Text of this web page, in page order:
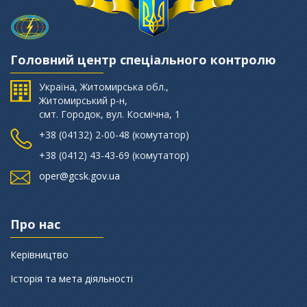
Головний центр спеціального контролю
Україна, Житомирська обл.,
Житомирський р-н,
смт. Городок, вул. Космічна, 1
+38 (‎04132) 2-00-48 (комутатор)
+38 (0412) 43-43-69 (комутатор)
oper@gcsk.gov.ua
Про нас
Керівництво
Історія та мета діяльності